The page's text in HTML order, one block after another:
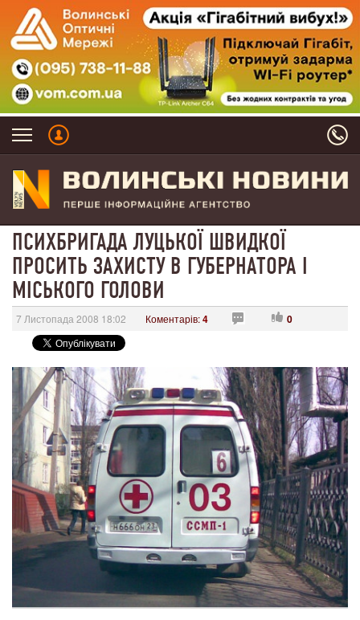
ПСИХБРИГАДА ЛУЦЬКОЇ ШВИДКОЇ
ПРОСИТЬ ЗАХИСТУ В ГУБЕРНАТОРА І
МІСЬКОГО ГОЛОВИ
7 Листопада 2008 18:02 Коментарів:4 0